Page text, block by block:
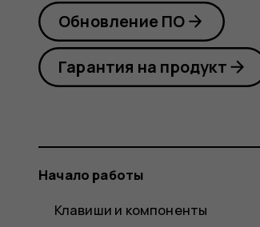
Обновление ПО
Гарантия на продукт
Начало работы
Клавиши и компоненты